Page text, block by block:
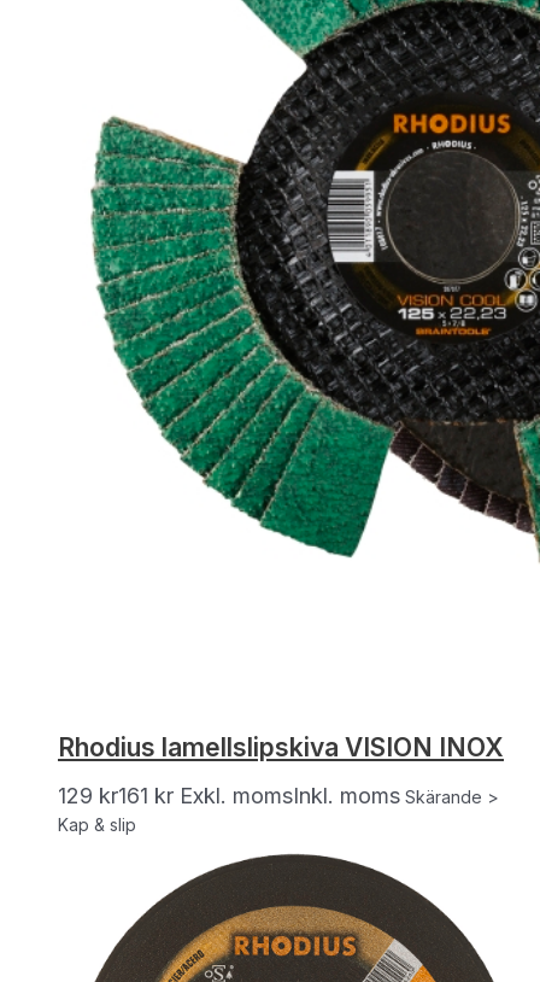
Rhodius lamellslipskiva VISION INOX
129 kr161 kr Exkl. momsInkl. moms Skärande >
Kap & slip